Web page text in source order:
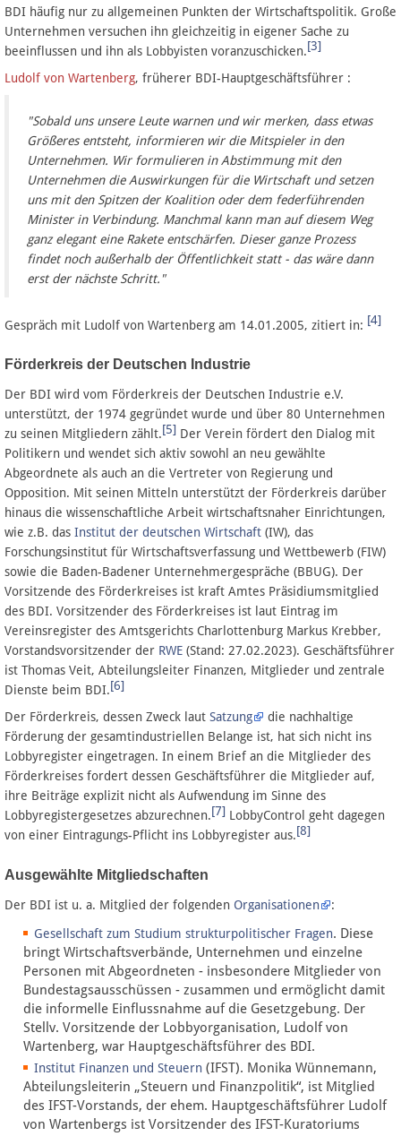
BDI häufig nur zu allgemeinen Punkten der Wirtschaftspolitik. Große
Unternehmen versuchen ihn gleichzeitig in eigener Sache zu
beeinflussen und ihn als Lobbyisten voranzuschicken.[3]
Ludolf von Wartenberg, früherer BDI-Hauptgeschäftsführer :
"Sobald uns unsere Leute warnen und wir merken, dass etwas
Größeres entsteht, informieren wir die Mitspieler in den
Unternehmen. Wir formulieren in Abstimmung mit den
Unternehmen die Auswirkungen für die Wirtschaft und setzen
uns mit den Spitzen der Koalition oder dem federführenden
Minister in Verbindung. Manchmal kann man auf diesem Weg
ganz elegant eine Rakete entschärfen. Dieser ganze Prozess
findet noch außerhalb der Öffentlichkeit statt - das wäre dann
erst der nächste Schritt."
Gespräch mit Ludolf von Wartenberg am 14.01.2005, zitiert in: [4]
Förderkreis der Deutschen Industrie
Der BDI wird vom Förderkreis der Deutschen Industrie e.V.
unterstützt, der 1974 gegründet wurde und über 80 Unternehmen
zu seinen Mitgliedern zählt.[5] Der Verein fördert den Dialog mit
Politikern und wendet sich aktiv sowohl an neu gewählte
Abgeordnete als auch an die Vertreter von Regierung und
Opposition. Mit seinen Mitteln unterstützt der Förderkreis darüber
hinaus die wissenschaftliche Arbeit wirtschaftsnaher Einrichtungen,
wie z.B. das Institut der deutschen Wirtschaft (IW), das
Forschungsinstitut für Wirtschaftsverfassung und Wettbewerb (FIW)
sowie die Baden-Badener Unternehmergespräche (BBUG). Der
Vorsitzende des Förderkreises ist kraft Amtes Präsidiumsmitglied
des BDI. Vorsitzender des Förderkreises ist laut Eintrag im
Vereinsregister des Amtsgerichts Charlottenburg Markus Krebber,
Vorstandsvorsitzender der RWE (Stand: 27.02.2023). Geschäftsführer
ist Thomas Veit, Abteilungsleiter Finanzen, Mitglieder und zentrale
Dienste beim BDI.[6]
Der Förderkreis, dessen Zweck laut Satzung
die nachhaltige
Förderung der gesamtindustriellen Belange ist, hat sich nicht ins
Lobbyregister eingetragen. In einem Brief an die Mitglieder des
Förderkreises fordert dessen Geschäftsführer die Mitglieder auf,
ihre Beiträge explizit nicht als Aufwendung im Sinne des
Lobbyregistergesetzes abzurechnen.[7] LobbyControl geht dagegen
von einer Eintragungs-Pflicht ins Lobbyregister aus.[8]
Ausgewählte Mitgliedschaften
Der BDI ist u. a. Mitglied der folgenden Organisationen
:
Gesellschaft zum Studium strukturpolitischer Fragen. Diese
bringt Wirtschaftsverbände, Unternehmen und einzelne
Personen mit Abgeordneten - insbesondere Mitglieder von
Bundestagsausschüssen - zusammen und ermöglicht damit
die informelle Einflussnahme auf die Gesetzgebung. Der
Stellv. Vorsitzende der Lobbyorganisation, Ludolf von
Wartenberg, war Hauptgeschäftsführer des BDI.
Institut Finanzen und Steuern (IFST). Monika Wünnemann,
Abteilungsleiterin „Steuern und Finanzpolitik“, ist Mitglied
des IFST-Vorstands, der ehem. Hauptgeschäftsführer Ludolf
von Wartenbergs ist Vorsitzender des IFST-Kuratoriums